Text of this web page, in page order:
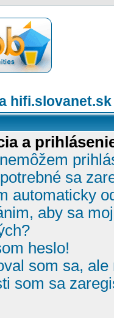
hifi.slovanet.sk
a
sa
automaticky
aby sa
heslo!
som sa,
som sa